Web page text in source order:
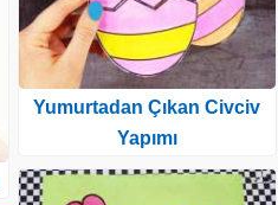
Yumurtadan Çıkan Civciv
Yapımı